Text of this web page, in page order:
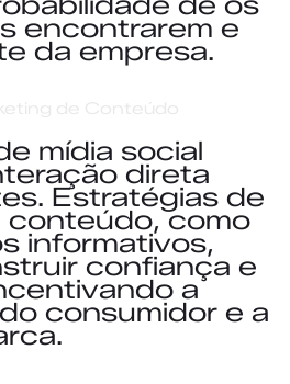
encontrarem e
da empresa.
mídia social
direta
Estratégias de
conteúdo, como
informativos,
confiança e
a
consumidor e a